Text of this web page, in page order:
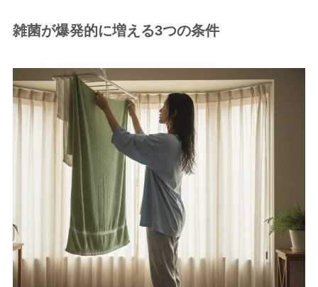
雑菌が爆発的に増える3つの条件